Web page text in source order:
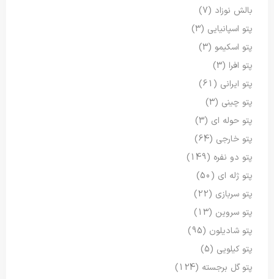
بالش نوزاد (7)
پتو اسپانیایی (3)
پتو اسکیمو (3)
پتو افرا (3)
پتو ایرانی (61)
پتو چینی (3)
پتو حوله ای (3)
پتو خارجی (64)
پتو دو نفره (149)
پتو ژله ای (50)
پتو سربازی (22)
پتو سروین (13)
پتو شادیلون (95)
پتو کیلویی (5)
پتو گل برجسته (124)